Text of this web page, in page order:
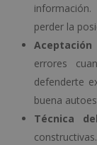
perder la
errores
defenderte
buena
Técnica